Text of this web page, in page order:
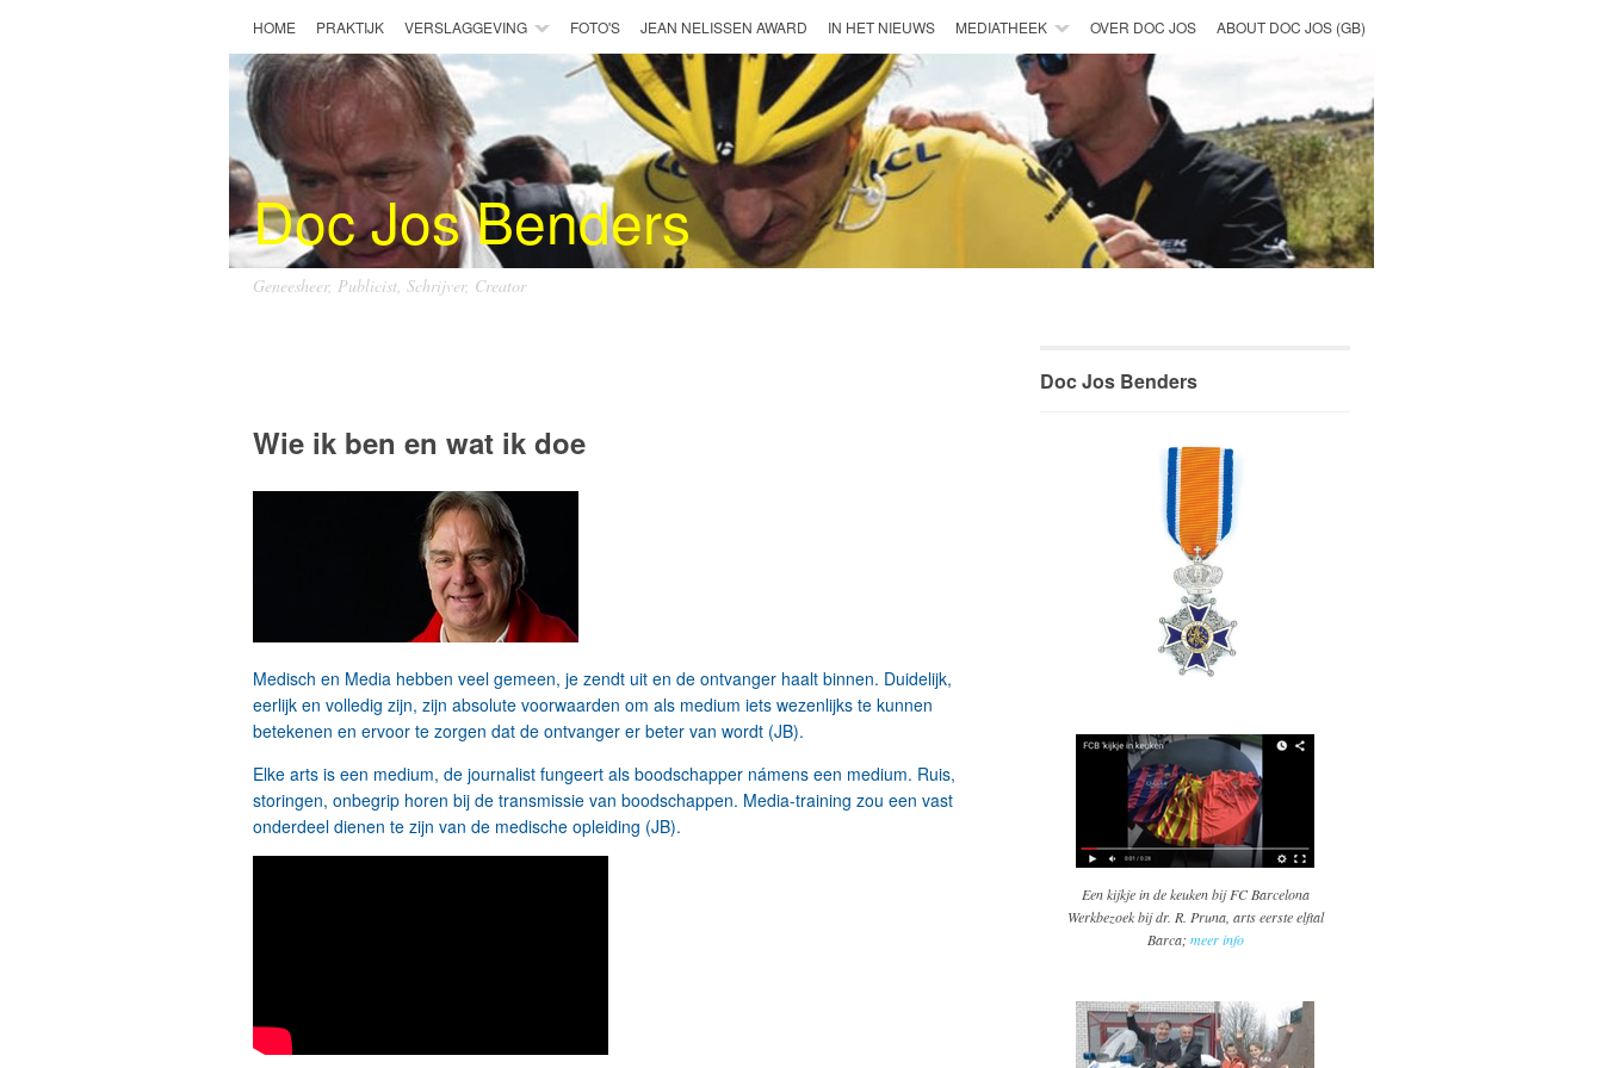
Doc Jos Benders
Geneesheer, Publicist, Schrijver, Creator
HOME PRAKTIJK VERSLAGGEVING FOTO'S JEAN NELISSEN AWARD IN HET NIEUWS MEDIATHEEK OVER DOC JOS ABOUT DOC JOS (GB)
Doc Jos Benders
Een kijkje in de keuken bij FC Barcelona
Werkbezoek bij dr. R. Pruna, arts eerste elftal
Barca; meer info
Wie ik ben en wat ik doe
Medisch en Media hebben veel gemeen, je zendt uit en de ontvanger haalt binnen. Duidelijk,
eerlijk en volledig zijn, zijn absolute voorwaarden om als medium iets wezenlijks te kunnen
betekenen en ervoor te zorgen dat de ontvanger er beter van wordt (JB).
Elke arts is een medium, de journalist fungeert als boodschapper námens een medium. Ruis,
storingen, onbegrip horen bij de transmissie van boodschappen. Media-training zou een vast
onderdeel dienen te zijn van de medische opleiding (JB).